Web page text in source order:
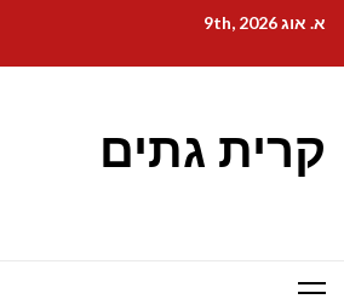
content
א. אוג 9th, 2026
קרית גתים